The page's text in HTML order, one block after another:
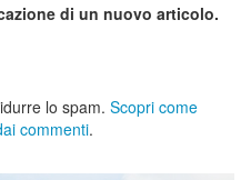
di un nuovo articolo.
lo spam. Scopri come
commenti.